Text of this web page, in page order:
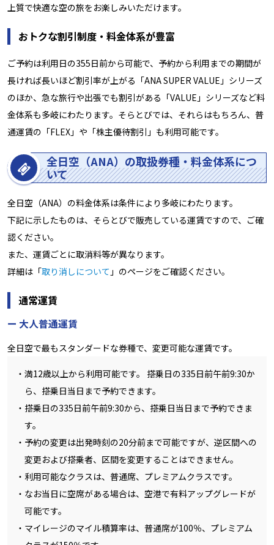
上質で快適な空の旅をお楽しみいただけます。
おトクな割引制度・料金体系が豊富
ご予約は利用日の355日前から可能で、予約から利用までの期間が
長ければ長いほど割引率が上がる「ANA SUPER VALUE」シリーズ
のほか、急な旅行や出張でも割引がある「VALUE」シリーズなど料
金体系も多岐にわたります。そらとびでは、それらはもちろん、普
通運賃の「FLEX」や「株主優待割引」も利用可能です。
全日空（ANA）の取扱券種・料金体系につ
いて
全日空（ANA）の料金体系は条件により多岐にわたります。
下記に示したものは、そらとびで販売している運賃ですので、ご確
認ください。
また、運賃ごとに取消料等が異なります。
詳細は「取り消しについて 」のページをご確認ください。
通常運賃
大人普通運賃
全日空で最もスタンダードな券種で、変更可能な運賃です。
満12歳以上から利用可能です。 搭乗日の335日前午前9:30か
ら、搭乗日当日まで予約できます。
搭乗日の335日前午前9:30から、搭乗日当日まで予約できま
す。
予約の変更は出発時刻の20分前まで可能ですが、逆区間への
変更および搭乗者、区間を変更することはできません。
利用可能なクラスは、普通席、プレミアムクラスです。
なお当日に空席がある場合は、空港で有料アップグレードが
可能です。
マイレージのマイル積算率は、普通席が100％、プレミアム